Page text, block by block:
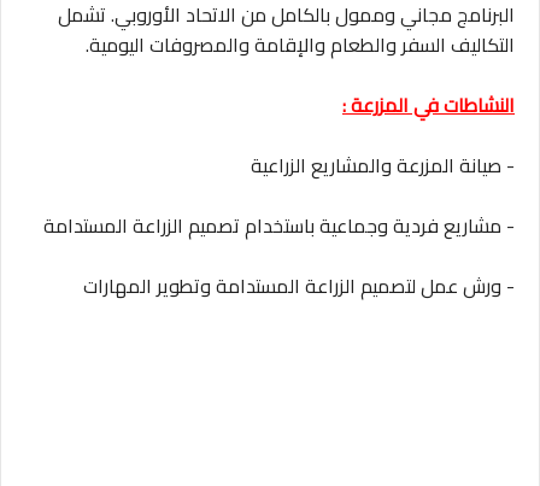
البرنامج مجاني وممول بالكامل من الاتحاد الأوروبي. تشمل
التكاليف السفر والطعام والإقامة والمصروفات اليومية.
النشاطات في المزرعة :
- صيانة المزرعة والمشاريع الزراعية
- مشاريع فردية وجماعية باستخدام تصميم الزراعة المستدامة
- ورش عمل لتصميم الزراعة المستدامة وتطوير المهارات